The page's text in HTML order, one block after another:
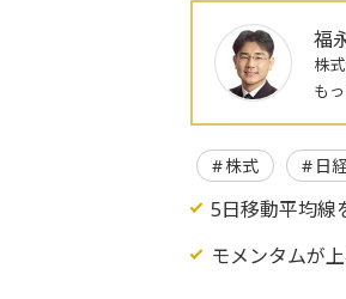
福
株
も
株式 日
5日移動平均線
モメンタムが